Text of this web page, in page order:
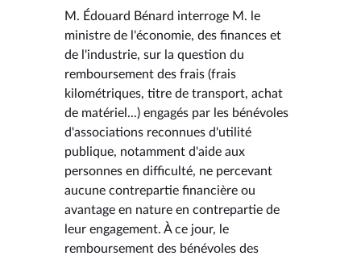
M. Édouard Bénard interroge M. le
ministre de l'économie, des finances et
de l'industrie, sur la question du
remboursement des frais (frais
kilométriques, titre de transport, achat
de matériel...) engagés par les bénévoles
d'associations reconnues d'utilité
publique, notamment d'aide aux
personnes en difficulté, ne percevant
aucune contrepartie financière ou
avantage en nature en contrepartie de
leur engagement. À ce jour, le
remboursement des bénévoles des